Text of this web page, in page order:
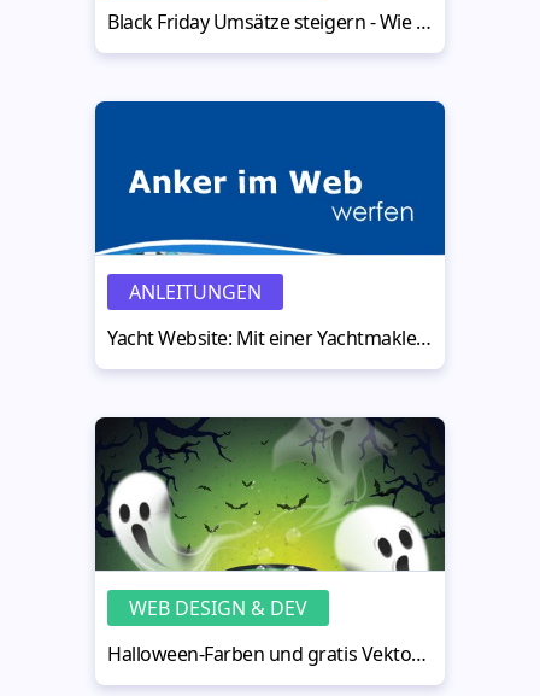
Black Friday Umsätze steigern - Wie du deine Verkäufe ankurbelst
ANLEITUNGEN
Yacht Website: Mit einer Yachtmakler-Agentur online gehen
WEB DESIGN & DEV
Halloween-Farben und gratis Vektorbilder zum gruseligen Ambiente